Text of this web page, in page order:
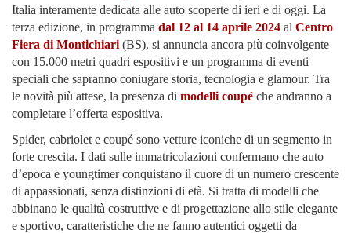
Italia interamente dedicata alle auto scoperte di ieri e di oggi. La
terza edizione, in programma dal 12 al 14 aprile 2024 al Centro
Fiera di Montichiari (BS), si annuncia ancora più coinvolgente
con 15.000 metri quadri espositivi e un programma di eventi
speciali che sapranno coniugare storia, tecnologia e glamour. Tra
le novità più attese, la presenza di modelli coupé che andranno a
completare l’offerta espositiva.
Spider, cabriolet e coupé sono vetture iconiche di un segmento in
forte crescita. I dati sulle immatricolazioni confermano che auto
d’epoca e youngtimer conquistano il cuore di un numero crescente
di appassionati, senza distinzioni di età. Si tratta di modelli che
abbinano le qualità costruttive e di progettazione allo stile elegante
e sportivo, caratteristiche che ne fanno autentici oggetti da